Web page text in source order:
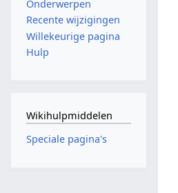
Onderwerpen
Recente wijzigingen
Willekeurige pagina
Hulp
Wikihulpmiddelen
Speciale pagina's